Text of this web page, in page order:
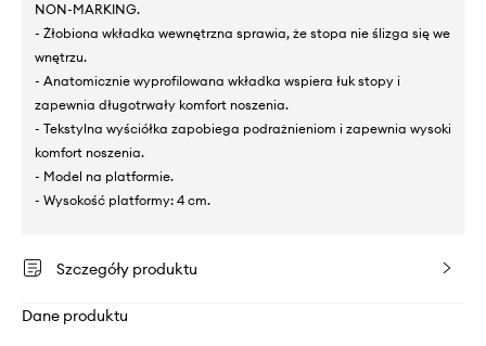
NON-MARKING.
- Żłobiona wkładka wewnętrzna sprawia, że stopa nie ślizga się we
wnętrzu.
- Anatomicznie wyprofilowana wkładka wspiera łuk stopy i
zapewnia długotrwały komfort noszenia.
- Tekstylna wyściółka zapobiega podrażnieniom i zapewnia wysoki
komfort noszenia.
- Model na platformie.
- Wysokość platformy: 4 cm.
Szczegóły produktu
Dane produktu